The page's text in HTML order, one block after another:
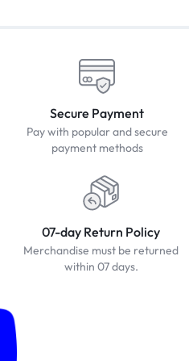
Secure Payment
Pay with popular and secure
payment methods
07-day Return Policy
Merchandise must be returned
within 07 days.